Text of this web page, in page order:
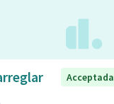
Acceptada